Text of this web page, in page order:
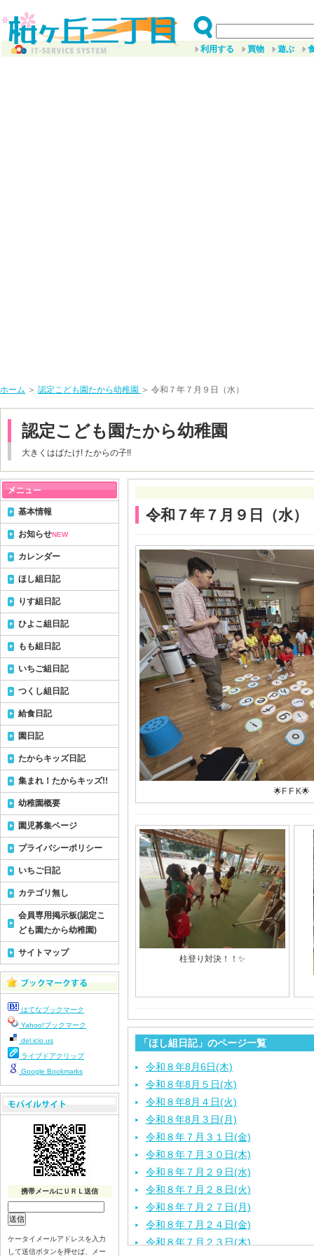
利用する 買物 遊ぶ
ホーム ＞ 認定こども園たから幼稚園 ＞ 令和７年７月９日（水）
認定こども園たから幼稚園
大きくはばたけ! たからの子!!
令和７年７月９日（水）
🌟F F K🌟
柱登り対決！！✨
「ほし組日記」のページ一覧
令和８年8月6日(木)
令和８年8月５日(水)
令和８年8月４日(火)
令和８年8月３日(月)
令和８年７月３１日(金)
令和８年７月３０日(木)
令和８年７月２９日(水)
令和８年７月２８日(火)
令和８年７月２７日(月)
令和８年７月２４日(金)
令和８年７月２３日(木)
基本情報
お知らせNEW
カレンダー
ほし組日記
りす組日記
ひよこ組日記
もも組日記
いちご組日記
つくし組日記
給食日記
園日記
たからキッズ日記
集まれ！たからキッズ!!
幼稚園概要
園児募集ページ
プライバシーポリシー
いちご日記
カテゴリ無し
会員専用掲示板(認定こ
ども園たから幼稚園)
サイトマップ
はてなブックマーク
Yahoo!ブックマーク
del.icio.us
ライブドアクリップ
Google Bookmarks
携帯メールにＵＲＬ送信
ケータイメールアドレスを入力
して送信ボタンを押せば、メー